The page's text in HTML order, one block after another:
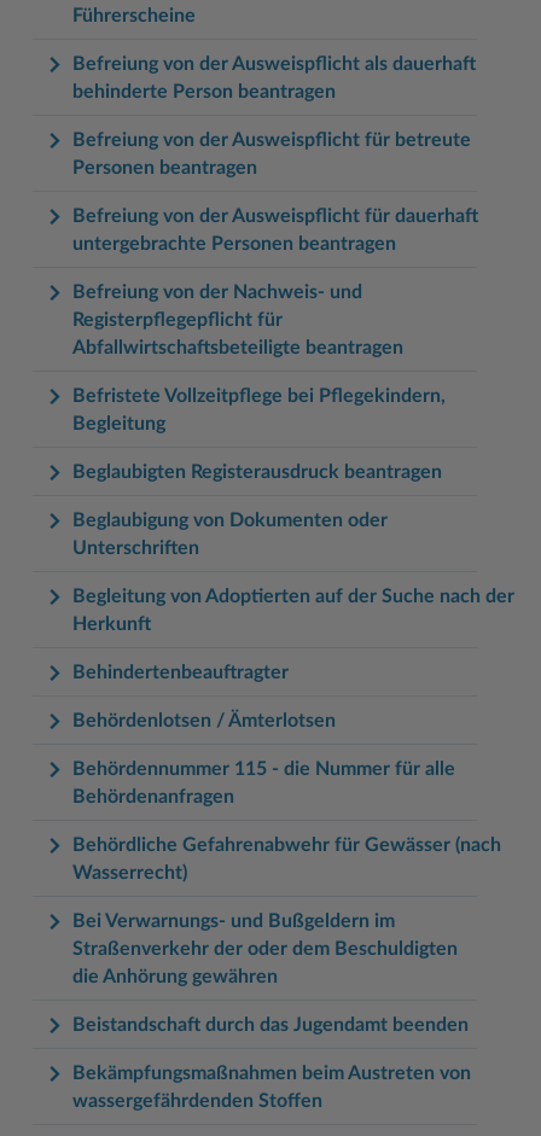
Führerscheine
Befreiung von der Ausweispflicht als dauerhaft
behinderte Person beantragen
Befreiung von der Ausweispflicht für betreute
Personen beantragen
Befreiung von der Ausweispflicht für dauerhaft
untergebrachte Personen beantragen
Befreiung von der Nachweis- und
Registerpflegepflicht für
Abfallwirtschaftsbeteiligte beantragen
Befristete Vollzeitpflege bei Pflegekindern,
Begleitung
Beglaubigten Registerausdruck beantragen
Beglaubigung von Dokumenten oder
Unterschriften
Begleitung von Adoptierten auf der Suche nach der
Herkunft
Behindertenbeauftragter
Behördenlotsen / Ämterlotsen
Behördennummer 115 - die Nummer für alle
Behördenanfragen
Behördliche Gefahrenabwehr für Gewässer (nach
Wasserrecht)
Bei Verwarnungs- und Bußgeldern im
Straßenverkehr der oder dem Beschuldigten
die Anhörung gewähren
Beistandschaft durch das Jugendamt beenden
Bekämpfungsmaßnahmen beim Austreten von
wassergefährdenden Stoffen